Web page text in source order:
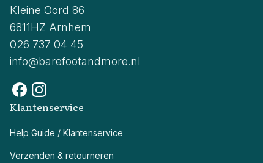
Kleine Oord 86
6811HZ Arnhem
026 737 04 45
info@barefootandmore.nl
Klantenservice
Help Guide / Klantenservice
Verzenden & retourneren